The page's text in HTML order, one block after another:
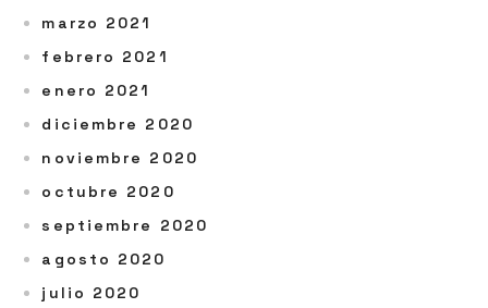
marzo 2021
febrero 2021
enero 2021
diciembre 2020
noviembre 2020
octubre 2020
septiembre 2020
agosto 2020
julio 2020